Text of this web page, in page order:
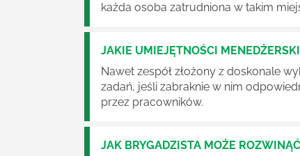
każda osoba zatrudniona w takim
JAKIE UMIEJĘTNOŚCI
Nawet zespół złożony z doskonale
zadań, jeśli zabraknie w nim
przez pracowników.
JAK BRYGADZISTA MOŻE